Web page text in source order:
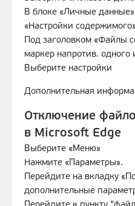
В блоке «Личные
«Настройки
Под заголовком «Файлы
маркер напротив. одного
Выберите настройки
Дополнительная
Отключение
в Microsoft Edge
Выберите «Меню»
Нажмите «Параметры».
Перейдите на вкладку
дополнительные